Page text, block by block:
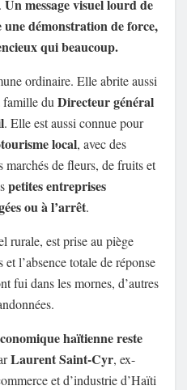
Un message visuel lourd de
démonstration de force,
qui beaucoup.
ordinaire. Elle abrite aussi
famille du Directeur général
. Elle est aussi connue pour
local, avec des
marchés de fleurs, de fruits et
petites entreprises
ou à l’arrêt.
rurale, est prise au piège
l’absence totale de réponse
fui dans les mornes, d’autres
haïtienne reste
Laurent Saint-Cyr, ex-
et d’industrie d’Haïti